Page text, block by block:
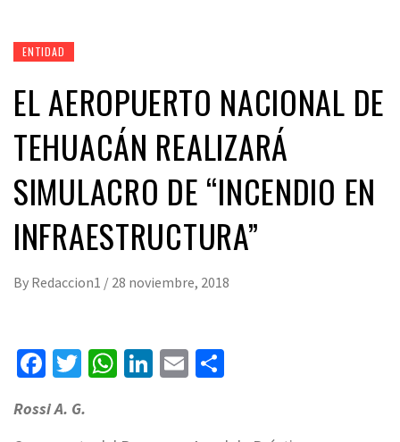
ENTIDAD
EL AEROPUERTO NACIONAL DE
TEHUACÁN REALIZARÁ
SIMULACRO DE “INCENDIO EN
INFRAESTRUCTURA”
By Redaccion1 / 28 noviembre, 2018
Facebook
Twitter
WhatsApp
LinkedIn
Email
Rossi A. G.